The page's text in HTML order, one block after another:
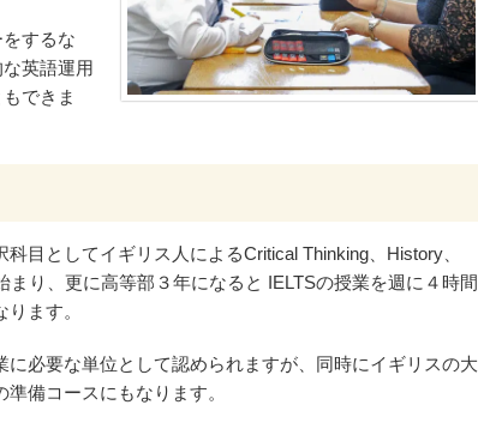
するな
英語運用
できま
目としてイギリス人によるCritical Thinking、History、
まり、更に高等部３年になると IELTSの授業を週に４時間
ます。
に必要な単位として認められますが、同時にイギリスの大
備コースにもなります。